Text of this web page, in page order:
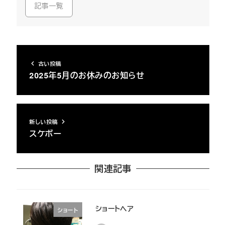
記事一覧
古い投稿
2025年5月のお休みのお知らせ
新しい投稿
スケボー
関連記事
ショート ショートヘア